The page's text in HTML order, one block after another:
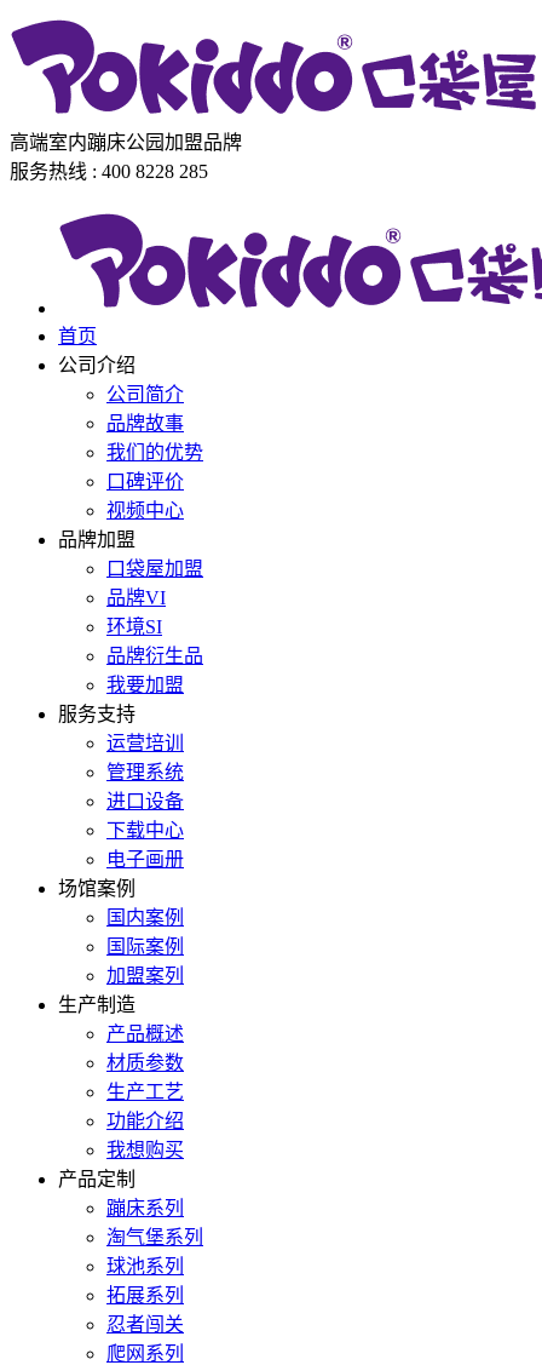
高端室内蹦床公园加盟品牌
服务热线 : 400 8228 285
首页
公司介绍
公司简介
品牌故事
我们的优势
口碑评价
视频中心
品牌加盟
口袋屋加盟
品牌VI
环境SI
品牌衍生品
我要加盟
服务支持
运营培训
管理系统
进口设备
下载中心
电子画册
场馆案例
国内案例
国际案例
加盟案列
生产制造
产品概述
材质参数
生产工艺
功能介绍
我想购买
产品定制
蹦床系列
淘气堡系列
球池系列
拓展系列
忍者闯关
爬网系列